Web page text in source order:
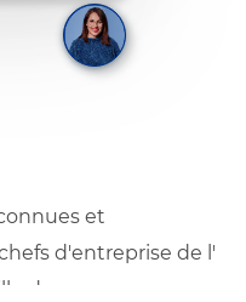
et
d'entreprise de l'
de marques